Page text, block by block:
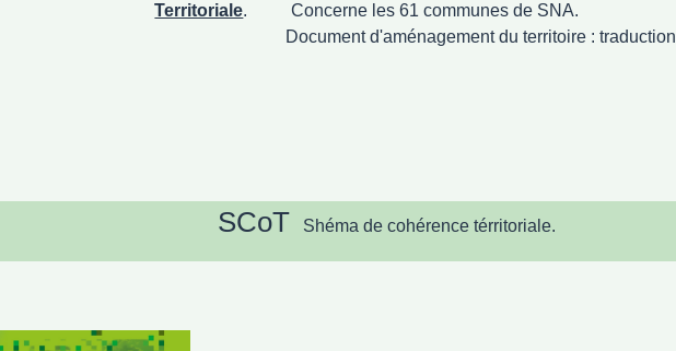
Territoriale. Concerne les 61 communes de SNA.
d'aménagement du territoire : traduction spatiale -
SCoT Shéma de cohérence térritoriale.